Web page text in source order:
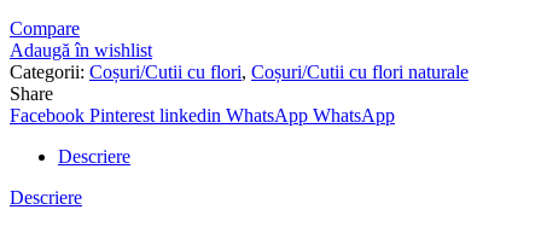
Compare
Adaugă în wishlist
Categorii: Coșuri/Cutii cu flori, Coșuri/Cutii cu flori naturale
Share
Facebook Pinterest linkedin WhatsApp WhatsApp
Descriere
Descriere